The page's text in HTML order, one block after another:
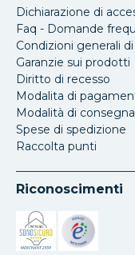
Dichiarazione di
Faq - Domande
Condizioni generali
Garanzie sui prodotti
Diritto di recesso
Modalita di
Modalità di consegna
Spese di spedizione
Raccolta punti
Riconoscimenti